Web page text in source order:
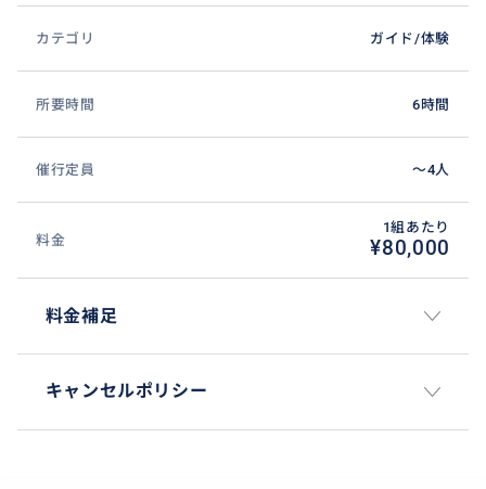
カテゴリ ガイド/体験
所要時間 6時間
催行定員 〜4人
料金
1組あたり
¥80,000
料金補足
キャンセルポリシー